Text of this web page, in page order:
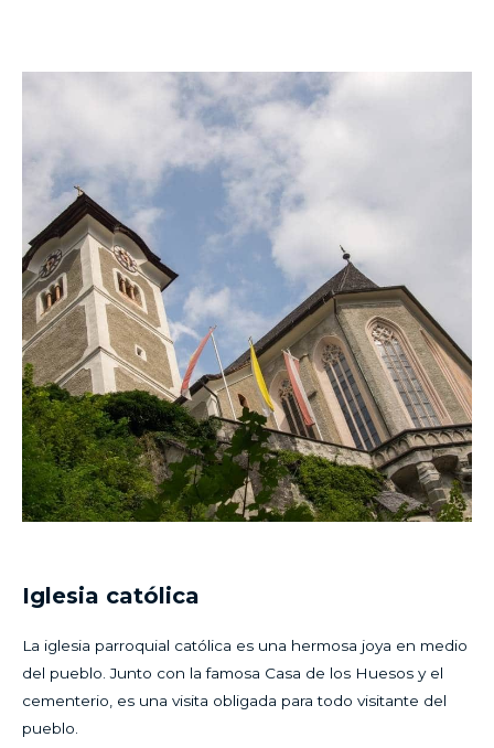
Iglesia católica
La iglesia parroquial católica es una hermosa joya en medio
del pueblo. Junto con la famosa Casa de los Huesos y el
cementerio, es una visita obligada para todo visitante del
pueblo.